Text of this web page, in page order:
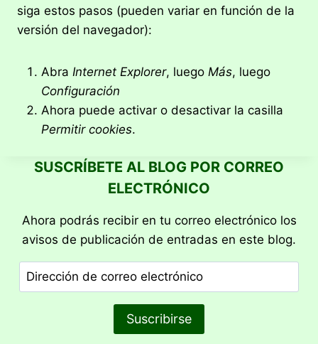
siga estos pasos (pueden variar en función de la
versión del navegador):
Abra Internet Explorer, luego Más, luego
Configuración
Ahora puede activar o desactivar la casilla
Permitir cookies.
SUSCRÍBETE AL BLOG POR CORREO
ELECTRÓNICO
Ahora podrás recibir en tu correo electrónico los
avisos de publicación de entradas en este blog.
Dirección
de
Suscribirse